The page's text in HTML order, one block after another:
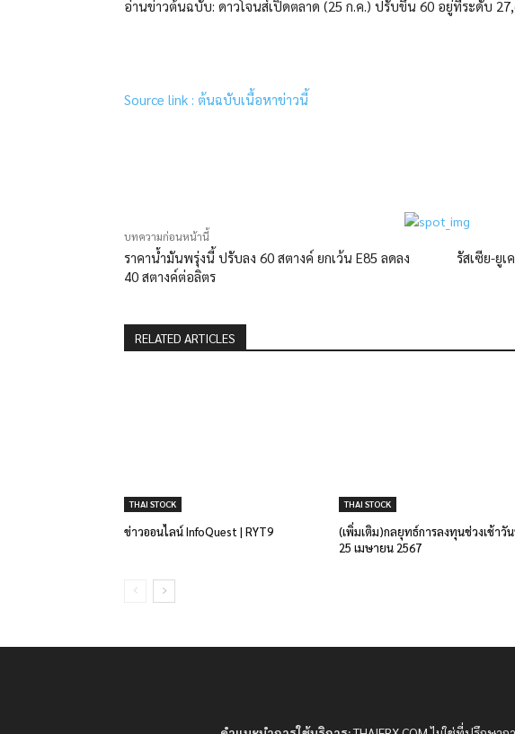
อ่านข่าวต้นฉบับ: ดาวโจนส์เปิดตลาด (25 ก.ค.) ปรับขึ้น 60 อยู่ที่ระดับ
Source link : ต้นฉบับเนื้อหาข่าวนี้
บทความก่อนหน้านี้
ราคาน้ำมันพรุ่งนี้ ปรับลง 60 สตางค์ ยกเว้น E85 ลดลง
40 สตางค์ต่อลิตร
รัสเซีย-ยู
RELATED ARTICLES
THAI STOCK
ข่าวออนไลน์ InfoQuest | RYT9
THAI STOCK
(เพิ่มเติม)กลยุทธ์การลงทุนช่วงเช้าวั
25 เมษายน 2567